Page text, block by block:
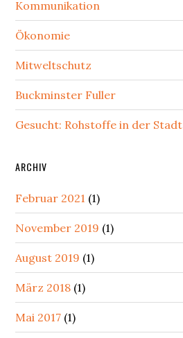
Kommunikation
Ökonomie
Mitweltschutz
Buckminster Fuller
Gesucht: Rohstoffe in der Stadt
ARCHIV
Februar 2021 (1)
November 2019 (1)
August 2019 (1)
März 2018 (1)
Mai 2017 (1)